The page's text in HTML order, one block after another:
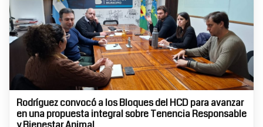
Rodríguez convocó a los Bloques del HCD para avanzar
en una propuesta integral sobre Tenencia Responsable